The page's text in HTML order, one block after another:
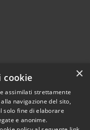
© 2026 • Città di
×
cookie
assimilati strettamente
navigazione del sito,
solo fine di elaborare
e anonime.